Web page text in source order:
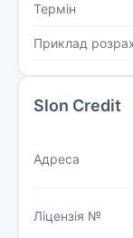
Термін
Приклад
Slon Credit
Адреса
Ліцензія №